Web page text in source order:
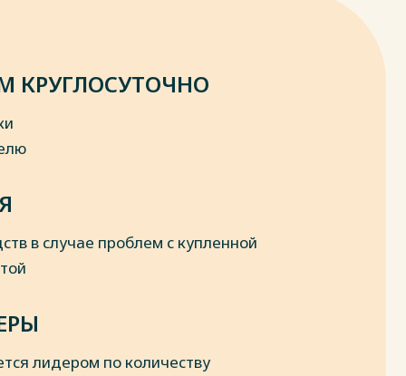
КРУГЛОСУТОЧНО
в случае проблем с купленной
лидером по количеству